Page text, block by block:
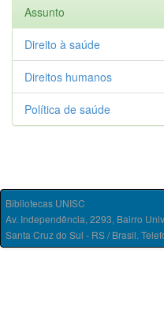
Assunto
Direito à saúde
Direitos humanos
Política de saúde
Bibliotecas UNISC
Av. Independência, 2293, Bairro
Santa Cruz do Sul - RS / Brasil.